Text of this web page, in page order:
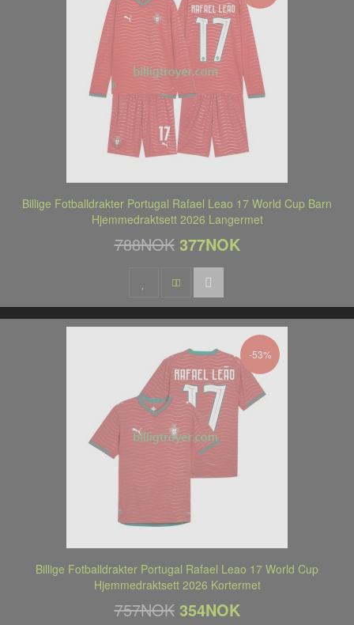
Billige Fotballdrakter Portugal Rafael Leao 17 World Cup Barn
Hjemmedraktsett 2026 Langermet
788NOK 377NOK
-53%
Billige Fotballdrakter Portugal Rafael Leao 17 World Cup
Hjemmedraktsett 2026 Kortermet
757NOK 354NOK